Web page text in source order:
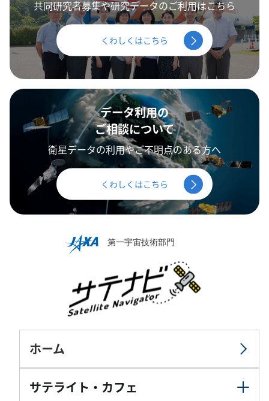
共同研究者募集や研究データのご利用はこちら
くわしくはこちら
データ利用の
ご相談について
衛星データの利用やご不明点のある方へ
くわしくはこちら
ホーム
サテライト・カフェ